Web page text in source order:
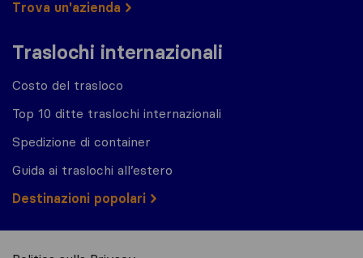
Trova un'azienda
Traslochi internazionali
Costo del trasloco
Top 10 ditte traslochi internazionali
Spedizione di container
Guida ai traslochi all’estero
Destinazioni popolari